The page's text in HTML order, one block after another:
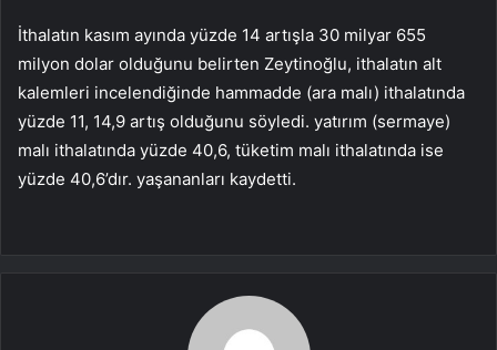
İthalatın kasım ayında yüzde 14 artışla 30 milyar 655
milyon dolar olduğunu belirten Zeytinoğlu, ithalatın alt
kalemleri incelendiğinde hammadde (ara malı) ithalatında
yüzde 11, 14,9 artış olduğunu söyledi. yatırım (sermaye)
malı ithalatında yüzde 40,6, tüketim malı ithalatında ise
yüzde 40,6’dır. yaşananları kaydetti.